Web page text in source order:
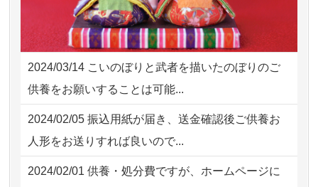
2026/07/31 10:29 京都市の方からお申込み
2026/07/31 08:41 埼玉県の方からお申込み
2026/07/30 22:27 墨田区の方からお申込み
2026/07/30 17:02 神奈川の方からお申込み
2026/07/18つい先日も利用させていただきまし
た。 手続...
2026/07/18 大切にしていたお人形をきちんと供養
してくださ...
2026/07/15 子供の頃から可愛がってきた七段飾り
の雛人形で...
2026/07/15 お客様の声を読み、丁寧に供養してい
2024/03/14 こいのぼりと武者を描いたのぼりのご
供養をお願いすることは可能...
2024/02/05 振込用紙が届き、送金確認後ご供養お
人形をお送りすれば良いので...
2024/02/01 供養・処分費ですが、ホームページに